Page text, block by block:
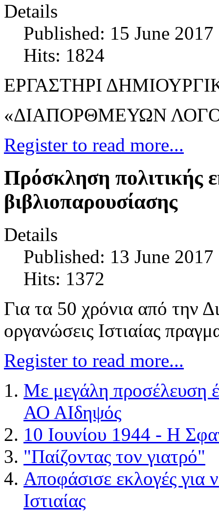
Details
Published: 15 June 2017
Hits: 1824
EΡΓΑΣΤΗΡΙ
«ΔΙΑΠΟΡΘΜΕΥΩΝ
Register to read more...
Πρόσκληση πολιτικής
βιβλιοπαρουσίασης
Details
Published: 13 June 2017
Hits: 1372
Για τα 50 χρόνια από την
οργανώσεις Ιστιαίας
Register to read more...
Με μεγάλη προσέλευση
ΑΟ ΑΙδηψός
10 Ιουνίου 1944 - Η
"Παίζοντας τον γιατρό"
Αποφάσισε εκλογές
Ιστιαίας